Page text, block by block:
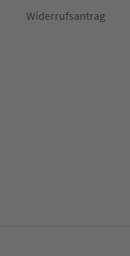
Widerrufsantrag